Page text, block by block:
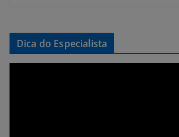
Dica do Especialista